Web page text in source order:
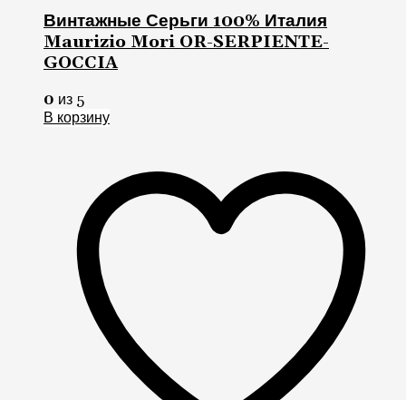
Винтажные Серьги 100% Италия
Maurizio Mori OR-SERPIENTE-
GOCCIA
0 из 5
В корзину